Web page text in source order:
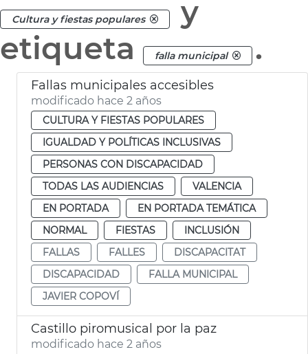
Cultura y fiestas populares
y
etiqueta
falla municipal .
Fallas municipales accesibles
modificado hace 2 años
CULTURA Y FIESTAS POPULARES
IGUALDAD Y POLÍTICAS INCLUSIVAS
PERSONAS CON DISCAPACIDAD
TODAS LAS AUDIENCIAS
VALENCIA
EN PORTADA
EN PORTADA TEMÁTICA
NORMAL
FIESTAS
INCLUSIÓN
FALLAS
FALLES
DISCAPACITAT
DISCAPACIDAD
FALLA MUNICIPAL
JAVIER COPOVÍ
Castillo piromusical por la paz
modificado hace 2 años